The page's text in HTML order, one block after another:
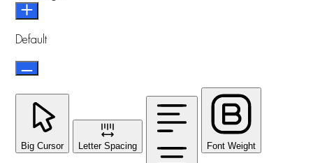
Default
Big Cursor Letter Spacing Font Weight